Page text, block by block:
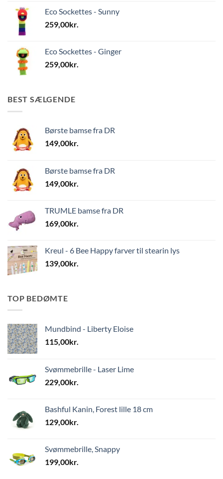
Eco Sockettes - Sunny
259,00kr.
Eco Sockettes - Ginger
259,00kr.
BEST SÆLGENDE
Børste bamse fra DR
149,00kr.
Børste bamse fra DR
149,00kr.
TRUMLE bamse fra DR
169,00kr.
Kreul - 6 Bee Happy farver til stearin lys
139,00kr.
TOP BEDØMTE
Mundbind - Liberty Eloise
115,00kr.
Svømmebrille - Laser Lime
229,00kr.
Bashful Kanin, Forest lille 18 cm
129,00kr.
Svømmebrille, Snappy
199,00kr.